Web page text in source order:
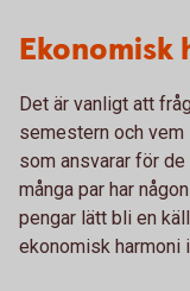
Ekonomisk
Det är vanligt att
semestern och
som ansvarar för
många par har
pengar lätt bli en
ekonomisk harmoni